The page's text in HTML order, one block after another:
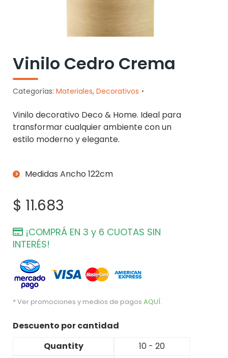
Vinilo Cedro Crema
Categorías: Materiales, Decorativos
Vinilo decorativo Deco & Home. Ideal para
transformar cualquier ambiente con un
estilo moderno y elegante.
Medidas Ancho 122cm
$ 11.683
¡COMPRÁ EN 3 y 6 CUOTAS SIN
INTERÉS!
* Ver promociones y medios de pagos AQUÍ.
Descuento por cantidad
Quantity
10 - 20